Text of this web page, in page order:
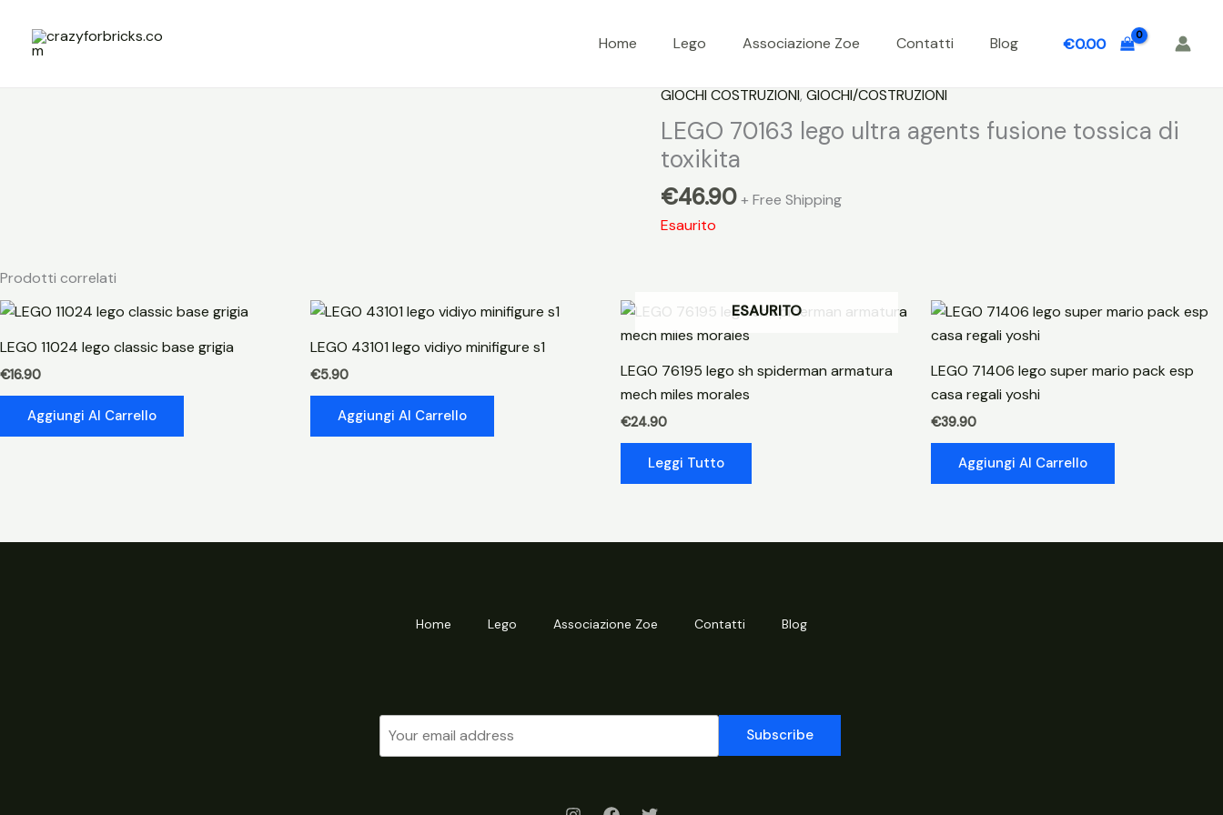
contenuto
Home Lego Associazione Zoe Contatti Blog €0.00
GIOCHI COSTRUZIONI, GIOCHI/COSTRUZIONI
LEGO 70163 lego ultra agents fusione tossica di
toxikita
€46.90 + Free Shipping
Esaurito
Prodotti correlati
LEGO 11024 lego classic base grigia
€16.90
Aggiungi Al Carrello
LEGO 43101 lego vidiyo minifigure s1
€5.90
Aggiungi Al Carrello
ESAURITO
LEGO 76195 lego sh spiderman armatura
mech miles morales
€24.90
Leggi Tutto
LEGO 71406 lego super mario pack esp
casa regali yoshi
€39.90
Aggiungi Al Carrello
Home Lego Associazione Zoe Contatti Blog
Subscribe